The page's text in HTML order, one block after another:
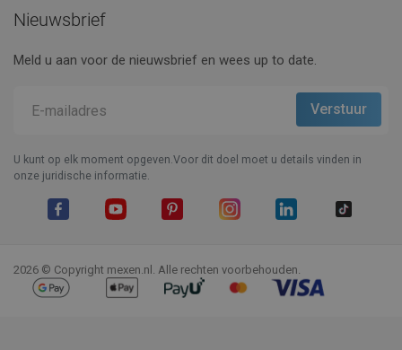
Nieuwsbrief
Meld u aan voor de nieuwsbrief en wees up to date.
U kunt op elk moment opgeven.Voor dit doel moet u details vinden in
onze juridische informatie.
2026 © Copyright mexen.nl. Alle rechten voorbehouden.